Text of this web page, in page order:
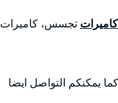
كاميرات تجسس، كاميرات
اتصل بنا هاتفيا كما يمكنكم التواصل ايضا